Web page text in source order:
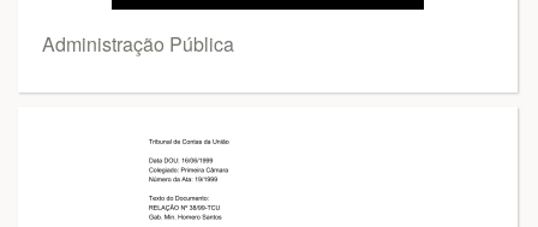
Administração Pública